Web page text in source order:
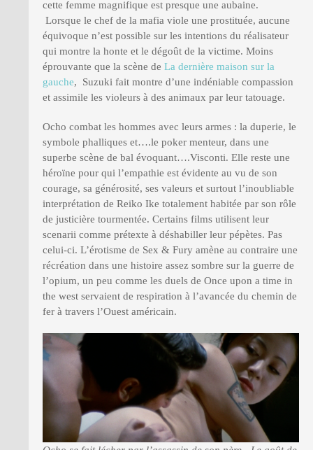
cette femme magnifique est presque une aubaine.
Lorsque le chef de la mafia viole une prostituée, aucune
équivoque n’est possible sur les intentions du réalisateur
qui montre la honte et le dégoût de la victime. Moins
éprouvante que la scène de La dernière maison sur la
gauche, Suzuki fait montre d’une indéniable compassion
et assimile les violeurs à des animaux par leur tatouage.
Ocho combat les hommes avec leurs armes : la duperie, le
symbole phalliques et….le poker menteur, dans une
superbe scène de bal évoquant….Visconti. Elle reste une
héroïne pour qui l’empathie est évidente au vu de son
courage, sa générosité, ses valeurs et surtout l’inoubliable
interprétation de Reiko Ike totalement habitée par son rôle
de justicière tourmentée. Certains films utilisent leur
scenarii comme prétexte à déshabiller leur pépètes. Pas
celui-ci. L’érotisme de Sex & Fury amène au contraire une
récréation dans une histoire assez sombre sur la guerre de
l’opium, un peu comme les duels de Once upon a time in
the west servaient de respiration à l’avancée du chemin de
fer à travers l’Ouest américain.